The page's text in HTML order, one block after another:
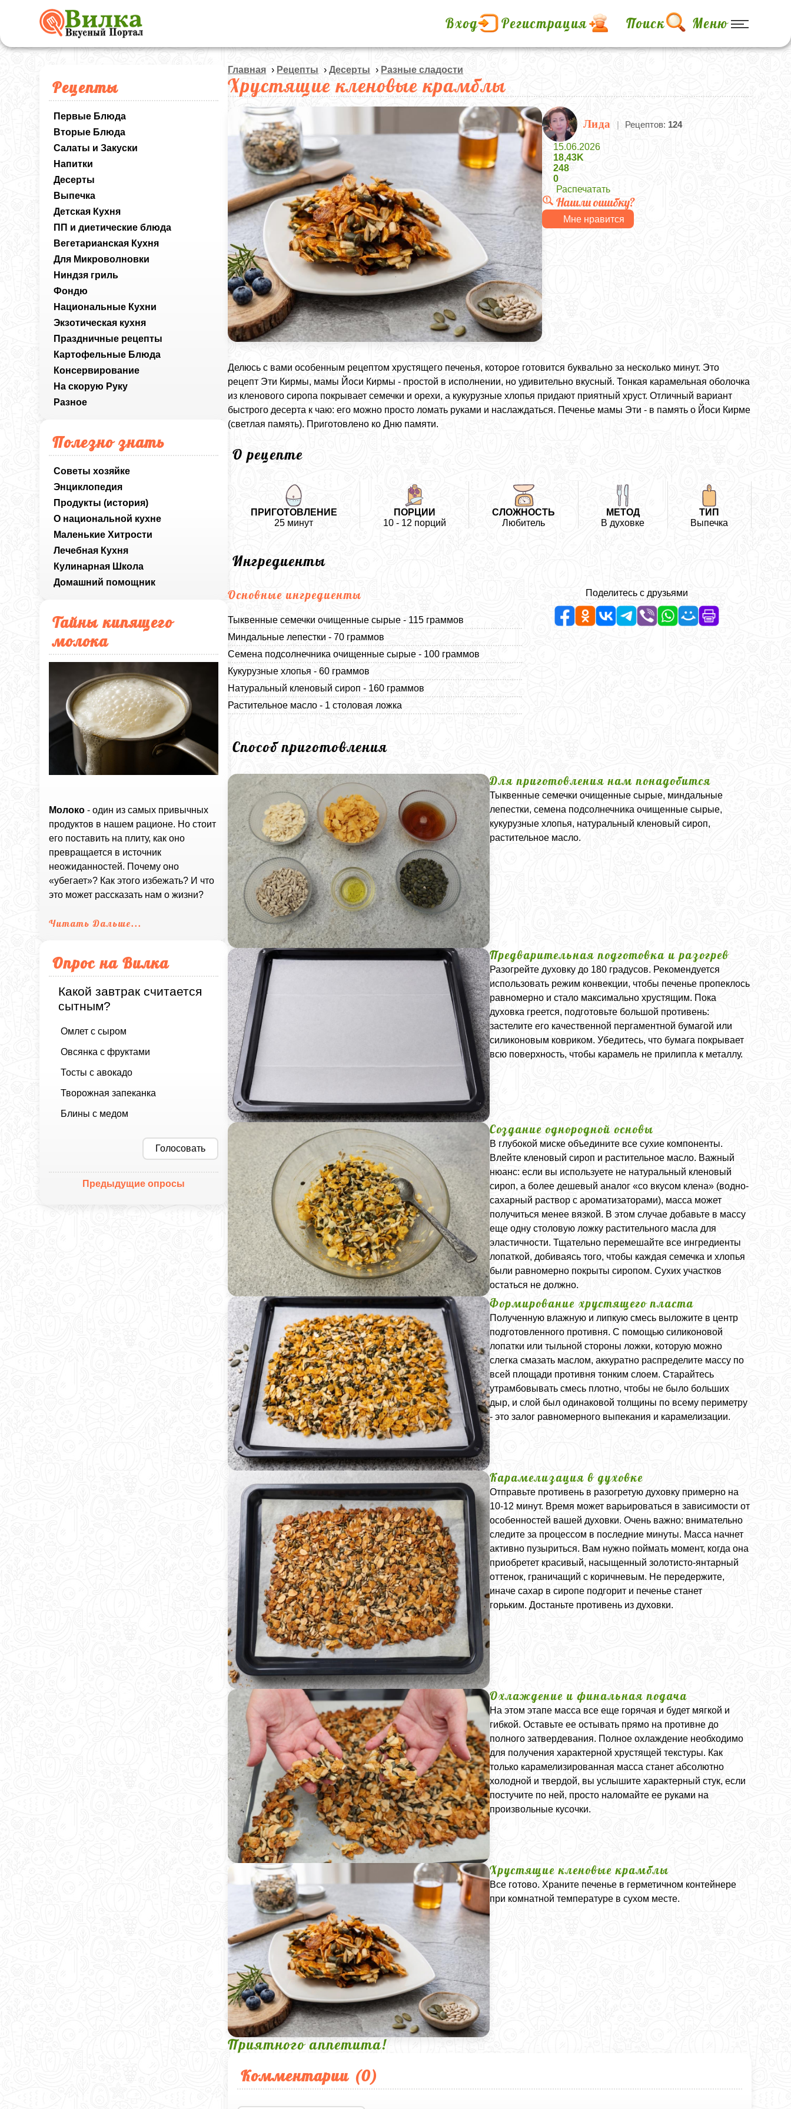
Вход Регистрация Поиск Меню
Рецепты
Первые Блюда
Вторые Блюда
Салаты и Закуски
Напитки
Десерты
Выпечка
Детская Кухня
ПП и диетические блюда
Вегетарианская Кухня
Для Микроволновки
Ниндзя гриль
Фондю
Национальные Кухни
Экзотическая кухня
Праздничные рецепты
Картофельные Блюда
Консервирование
На скорую Руку
Разное
Полезно знать
Советы хозяйке
Энциклопедия
Продукты (история)
О национальной кухне
Маленькие Хитрости
Лечебная Кухня
Кулинарная Школа
Домашний помощник
Тайны кипящего
молока
Молоко - один из самых привычных
продуктов в нашем рационе. Но стоит
его поставить на плиту, как оно
превращается в источник
неожиданностей. Почему оно
«убегает»? Как этого избежать? И что
это может рассказать нам о жизни?
Читать Дальше...
Опрос на Вилка
Какой завтрак считается
сытным?
Омлет с сыром
Овсянка с фруктами
Тосты с авокадо
Творожная запеканка
Блины с медом
Голосовать
Предыдущие опросы
Главная › Рецепты ›Десерты › Разные сладости
Хрустящие кленовые крамблы
Лида | Рецептов: 124
15.06.2026
18,43K
248
0
Распечатать
Нашли ошибку?
Мне нравится
Делюсь с вами особенным рецептом хрустящего печенья, которое готовится буквально за несколько минут. Это
рецепт Эти Кирмы, мамы Йоси Кирмы - простой в исполнении, но удивительно вкусный. Тонкая карамельная оболочка
из кленового сиропа покрывает семечки и орехи, а кукурузные хлопья придают приятный хруст. Отличный вариант
быстрого десерта к чаю: его можно просто ломать руками и наслаждаться. Печенье мамы Эти - в память о Йоси Кирме
(светлая память). Приготовлено ко Дню памяти.
О рецепте
ПРИГОТОВЛЕНИЕ
25 минут
ПОРЦИИ
10 - 12 порций
СЛОЖНОСТЬ
Любитель
МЕТОД
В духовке
ТИП
Выпечка
Ингредиенты
Основные ингредиенты
Тыквенные семечки очищенные сырые - 115 граммов
Миндальные лепестки - 70 граммов
Семена подсолнечника очищенные сырые - 100 граммов
Кукурузные хлопья - 60 граммов
Натуральный кленовый сироп - 160 граммов
Растительное масло - 1 столовая ложка
Поделитесь с друзьями
Способ приготовления
Для приготовления нам понадобится
Тыквенные семечки очищенные сырые, миндальные
лепестки, семена подсолнечника очищенные сырые,
кукурузные хлопья, натуральный кленовый сироп,
растительное масло.
Предварительная подготовка и разогрев
Разогрейте духовку до 180 градусов. Рекомендуется
использовать режим конвекции, чтобы печенье пропеклось
равномерно и стало максимально хрустящим. Пока
духовка греется, подготовьте большой противень:
застелите его качественной пергаментной бумагой или
силиконовым ковриком. Убедитесь, что бумага покрывает
всю поверхность, чтобы карамель не прилипла к металлу.
Создание однородной основы
В глубокой миске объедините все сухие компоненты.
Влейте кленовый сироп и растительное масло. Важный
нюанс: если вы используете не натуральный кленовый
сироп, а более дешевый аналог «со вкусом клена» (водно-
сахарный раствор с ароматизаторами), масса может
получиться менее вязкой. В этом случае добавьте в массу
еще одну столовую ложку растительного масла для
эластичности. Тщательно перемешайте все ингредиенты
лопаткой, добиваясь того, чтобы каждая семечка и хлопья
были равномерно покрыты сиропом. Сухих участков
остаться не должно.
Формирование хрустящего пласта
Полученную влажную и липкую смесь выложите в центр
подготовленного противня. С помощью силиконовой
лопатки или тыльной стороны ложки, которую можно
слегка смазать маслом, аккуратно распределите массу по
всей площади противня тонким слоем. Старайтесь
утрамбовывать смесь плотно, чтобы не было больших
дыр, и слой был одинаковой толщины по всему периметру
- это залог равномерного выпекания и карамелизации.
Карамелизация в духовке
Отправьте противень в разогретую духовку примерно на
10-12 минут. Время может варьироваться в зависимости от
особенностей вашей духовки. Очень важно: внимательно
следите за процессом в последние минуты. Масса начнет
активно пузыриться. Вам нужно поймать момент, когда она
приобретет красивый, насыщенный золотисто-янтарный
оттенок, граничащий с коричневым. Не передержите,
иначе сахар в сиропе подгорит и печенье станет
горьким. Достаньте противень из духовки.
Охлаждение и финальная подача
На этом этапе масса все еще горячая и будет мягкой и
гибкой. Оставьте ее остывать прямо на противне до
полного затвердевания. Полное охлаждение необходимо
для получения характерной хрустящей текстуры. Как
только карамелизированная масса станет абсолютно
холодной и твердой, вы услышите характерный стук, если
постучите по ней, просто наломайте ее руками на
произвольные кусочки.
Хрустящие кленовые крамблы
Все готово. Храните печенье в герметичном контейнере
при комнатной температуре в сухом месте.
Приятного аппетита!
Комментарии (0)